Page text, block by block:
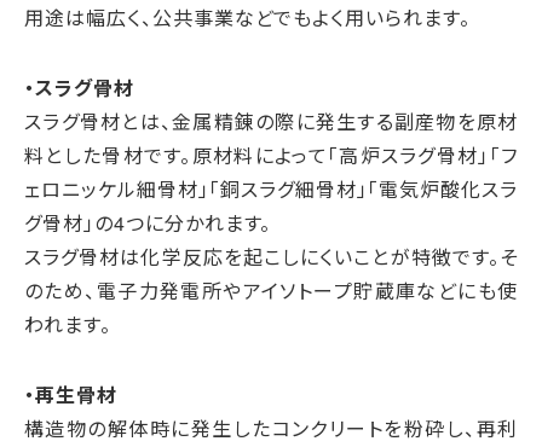
用途は幅広く、公共事業などでもよく用いられます。
・スラグ骨材
スラグ骨材とは、金属精錬の際に発生する副産物を原材
料とした骨材です。原材料によって「高炉スラグ骨材」「フ
ェロニッケル細骨材」「銅スラグ細骨材」「電気炉酸化スラ
グ骨材」の4つに分かれます。
スラグ骨材は化学反応を起こしにくいことが特徴です。そ
のため、電子力発電所やアイソトープ貯蔵庫などにも使
われます。
・再生骨材
構造物の解体時に発生したコンクリートを粉砕し、再利